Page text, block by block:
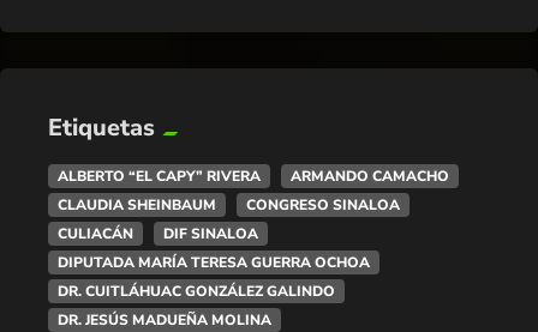
Etiquetas
ALBERTO “EL CAPY” RIVERA
ARMANDO CAMACHO
CLAUDIA SHEINBAUM
CONGRESO SINALOA
CULIACÁN
DIF SINALOA
DIPUTADA MARÍA TERESA GUERRA OCHOA
DR. CUITLÁHUAC GONZÁLEZ GALINDO
DR. JESÚS MADUEÑA MOLINA